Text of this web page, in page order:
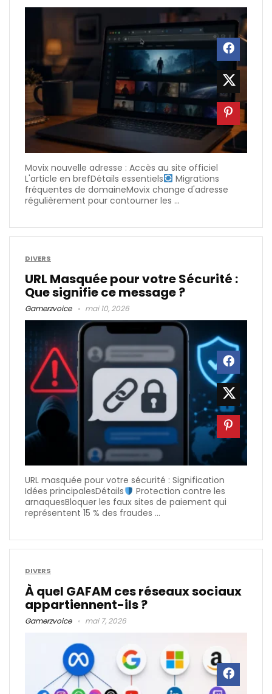
Movix nouvelle adresse : Accès au site officiel
L'article en brefDétails essentiels
Migrations
fréquentes de domaineMovix change d'adresse
régulièrement pour contourner les ...
DIVERS
URL Masquée pour votre Sécurité :
Que signifie ce message ?
Gamerzvoice mai 10, 2026
URL masquée pour votre sécurité : Signification
Idées principalesDétails
Protection contre les
arnaquesBloquer les faux sites de paiement qui
représentent 15 % des fraudes ...
DIVERS
À quel GAFAM ces réseaux sociaux
appartiennent-ils ?
Gamerzvoice mai 7, 2026